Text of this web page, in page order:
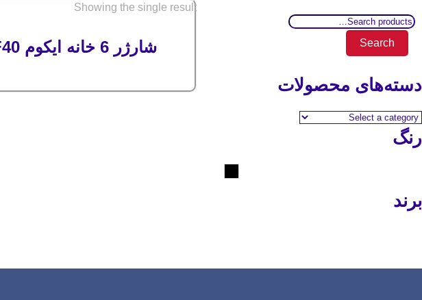
Showing the single result
شارژر 6 خانه ایکوم F40
Search
Search
دسته‌های محصولات
رنگ
برند